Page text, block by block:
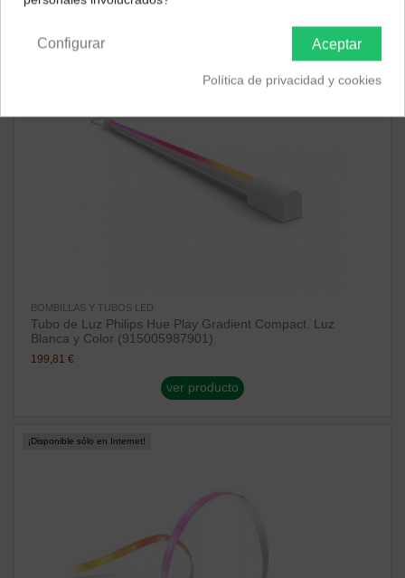
BOMBILLAS Y TUBOS LED
Tubo de Luz Philips Hue Play Gradient Compact. Luz
Blanca y Color (915005987901)
199,81 €
ver producto
¡Disponible sólo en Internet!
Aceptar
Configurar
Política de privacidad y cookies